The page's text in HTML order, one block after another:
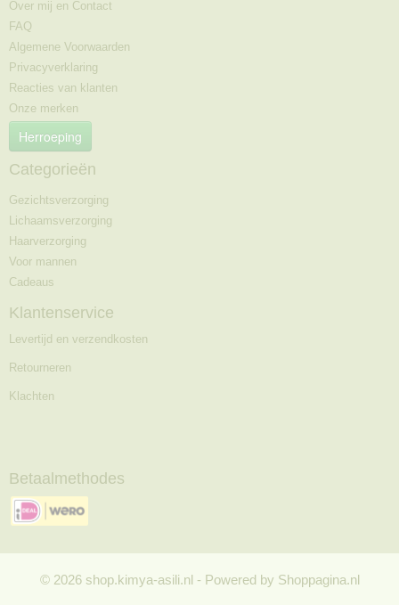
Over mij en Contact
FAQ
Algemene Voorwaarden
Privacyverklaring
Reacties van klanten
Onze merken
Herroeping
Categorieën
Gezichtsverzorging
Lichaamsverzorging
Haarverzorging
Voor mannen
Cadeaus
Klantenservice
Levertijd en verzendkosten
Retourneren
Klachten
Betaalmethodes
© 2026 shop.kimya-asili.nl - Powered by Shoppagina.nl